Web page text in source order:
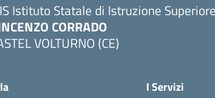
Istituto Statale di Istruzione Superiore
CORRADO
VOLTURNO (CE)
I Servizi